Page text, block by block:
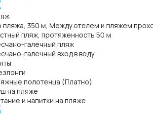
пляжа, 350 м, Между отелем и пляжем
пляж, протяженность 50 м
галечный пляж
галечный вход в воду
полотенца (Платно)
на пляже
и напитки на пляже